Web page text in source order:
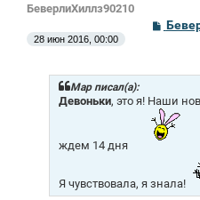
БеверлиХиллз90210
С
о
щ
н
и
е
28 июн 2016, 00:00
Mар писал(а):
Девоньки, это я! Наши
ждем 14 дня
Я чувствовала, я знала!